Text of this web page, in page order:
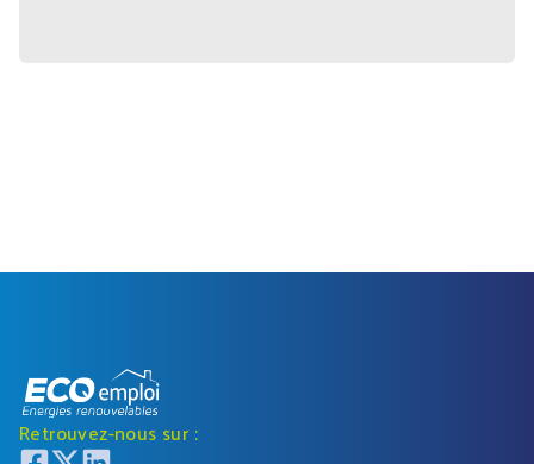
Retrouvez-nous sur :